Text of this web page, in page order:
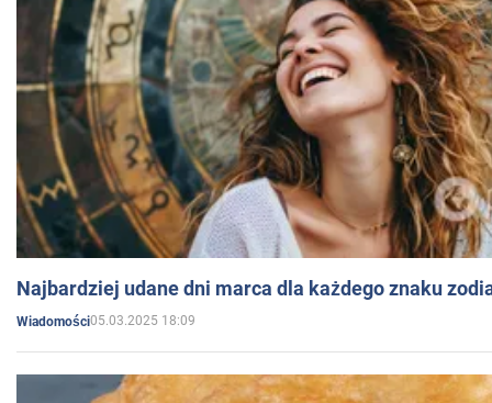
Najbardziej udane dni marca dla każdego znaku
Wiadomości05.03.2025 18:09